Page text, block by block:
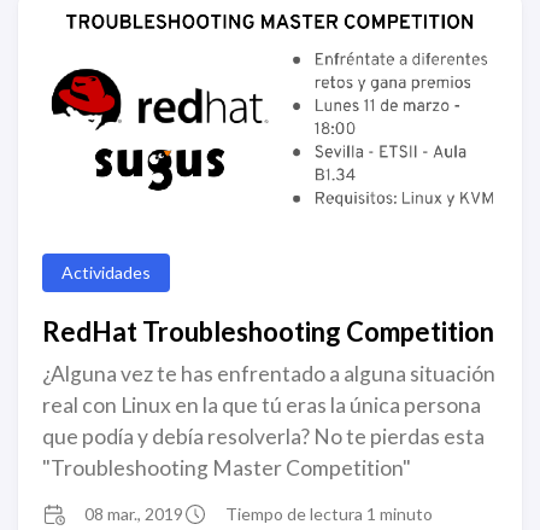
Actividades
RedHat Troubleshooting Competition
¿Alguna vez te has enfrentado a alguna situación
real con Linux en la que tú eras la única persona
que podía y debía resolverla? No te pierdas esta
"Troubleshooting Master Competition"
08 mar., 2019 Tiempo de lectura 1 minuto